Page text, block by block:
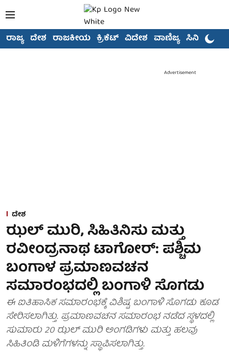
ರಾಜ್ಯ ದೇಶ ರಾಜಕೀಯ ಕ್ರಿಕೆಟ್ ವಿದೇಶ ವಾಣಿಜ್ಯ ಸಿನಿಮಾ
Advertisement
ದೇಶ
ಝಲ್ ಮುರಿ, ಸಿಹಿತಿನಿಸು ಮತ್ತು
ರವೀಂದ್ರನಾಥ ಟಾಗೋರ್: ಪಶ್ಚಿಮ
ಬಂಗಾಳ ಪ್ರಮಾಣವಚನ
ಸಮಾರಂಭದಲ್ಲಿ ಬಂಗಾಳಿ ಸೊಗಡು
ಈ ಐತಿಹಾಸಿಕ ಸಮಾರಂಭಕ್ಕೆ ವಿಶಿಷ್ಟ ಬಂಗಾಳಿ ಸೊಗಡು ಕೂಡ
ಸೇರಿಸಲಾಗಿತ್ತು. ಪ್ರಮಾಣವಚನ ಸಮಾರಂಭ ನಡೆದ ಸ್ಥಳದಲ್ಲಿ
ಸುಮಾರು 20 ಝಲ್ ಮುರಿ ಅಂಗಡಿಗಳು ಮತ್ತು ಹಲವು
ಸಿಹಿತಿಂಡಿ ಮಳಿಗೆಗಳನ್ನು ಸ್ಥಾಪಿಸಲಾಗಿತ್ತು.